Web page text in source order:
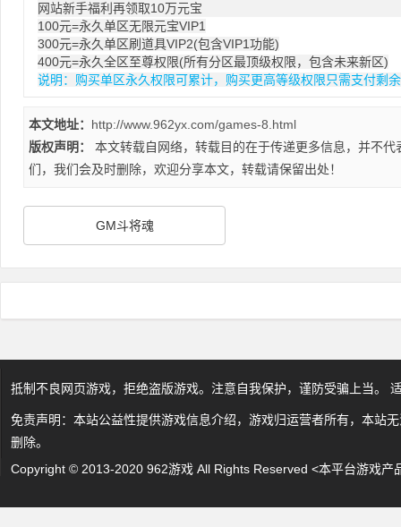
网站新手福利再领取10万元宝
100元=永久单区无限元宝VIP1
300元=永久单区刷道具VIP2(包含VIP1功能)
400元=永久全区至尊权限(所有分区最顶级权限，包含未来新区)
说明：购买单区永久权限可累计，购买更高等级权限只需支付剩
本文地址： http://www.962yx.com/games-8.html
版权声明：
本文转载自网络，转载目的在于传递更多信息，并不
们，我们会及时删除，欢迎分享本文，转载请保留出处！
GM斗将魂
抵制不良网页游戏，拒绝盗版游戏。注意自我保护，谨防受骗上当。
免责声明：本站公益性提供游戏信息介绍，游戏归运营者所有，本站
删除。
Copyright © 2013-2020 962游戏 All Rights Reserved <本平台游戏